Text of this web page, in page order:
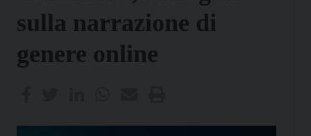
sulla narrazione di
genere online